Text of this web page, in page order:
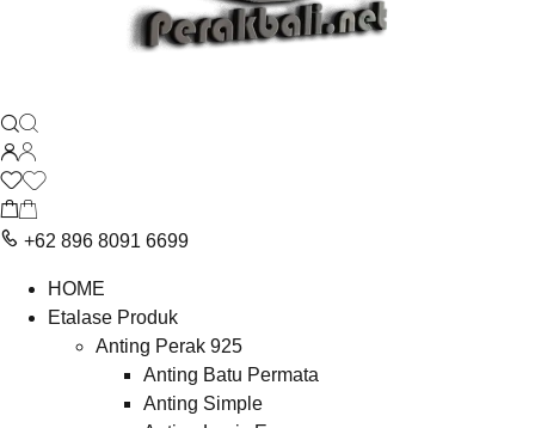
+62 896 8091 6699
HOME
Etalase Produk
Anting Perak 925
Anting Batu Permata
Anting Simple